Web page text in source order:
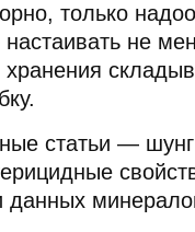
только
не
статьи —
данных